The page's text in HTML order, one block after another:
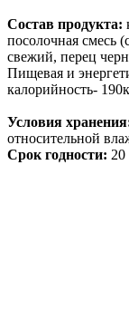
Состав продукта:
посолочная смесь
свежий, перец
Пищевая и
калорийность-
Условия
относительной
Срок годности: 20